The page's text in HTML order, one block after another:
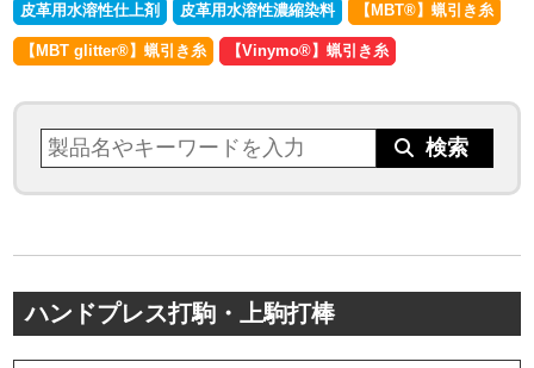
皮革用水溶性仕上剤 皮革用水溶性濃縮染料 【MBT®︎】蝋引き糸
【MBT glitter®︎】蝋引き糸 【Vinymo®︎】蝋引き糸
ハンドプレス打駒・上駒打棒